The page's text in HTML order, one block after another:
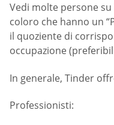
Vedi molte persone su
coloro che hanno un
il quoziente di
occupazione
In generale, Tinder
Professionisti: